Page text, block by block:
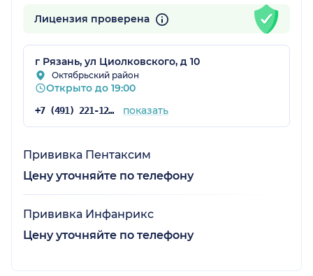
Лицензия проверена
г Рязань, ул Циолковского, д 10
Октябрьский район
Открыто до 19:00
+7 (491) 221-12-81 показать
Прививка Пентаксим
Цену уточняйте по телефону
Прививка Инфанрикс
Цену уточняйте по телефону